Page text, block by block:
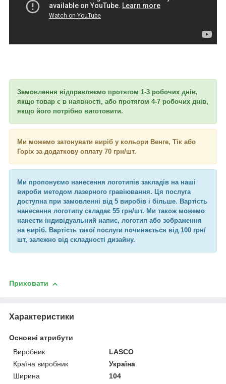
Замовлення відправляємо протягом 1-3 робочих днів,
якщо товар є в наявності, або протягом 4-7 робочих днів,
якщо його потрібно виготовити.
Ми можемо затонувати виріб у кольори Венге, Тік або
Горіх за додаткову оплату 70 грн/шт.
Ми пропонуємо нанесення логотипів закладів на наші
вироби методом лазерного гравіювання. Ця послуга
доступна при замовленні від 5 виробів і більше. Вартість
нанесення логотипу складає 55 грн/шт. Ми також можемо
нанести індивідуальний напис, логотип або зображення
на виріб. Вартість такої послуги починається від 100 грн/
шт, залежно від складності дизайну.
Приховати
Характеристики
Основні атрибути
Виробник
LASCO
Країна виробник
Україна
Ширина
104